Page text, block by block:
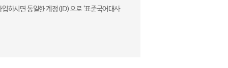
하시면 동일한 계정(ID)으로 ‘표준국어대사